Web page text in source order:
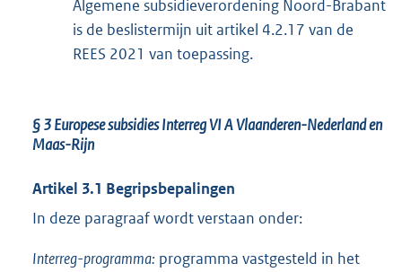
Algemene subsidieverordening Noord-Brabant
is de beslistermijn uit artikel 4.2.17 van de
REES 2021 van toepassing.
§ 3Europese subsidies Interreg VI A Vlaanderen-Nederland en
Maas-Rijn
Artikel 3.1 Begripsbepalingen
In deze paragraaf wordt verstaan onder:
Interreg-programma: programma vastgesteld in het